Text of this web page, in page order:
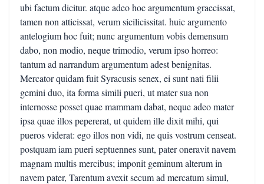
ubi factum dicitur. atque adeo hoc argumentum graecissat,
tamen non atticissat, verum sicilicissitat. huic argumento
antelogium hoc fuit; nunc argumentum vobis demensum
dabo, non modio, neque trimodio, verum ipso horreo:
tantum ad narrandum argumentum adest benignitas.
Mercator quidam fuit Syracusis senex, ei sunt nati filii
gemini duo, ita forma simili pueri, ut mater sua non
internosse posset quae mammam dabat, neque adeo mater
ipsa quae illos pepererat, ut quidem ille dixit mihi, qui
pueros viderat: ego illos non vidi, ne quis vostrum censeat.
postquam iam pueri septuennes sunt, pater oneravit navem
magnam multis mercibus; imponit geminum alterum in
navem pater, Tarentum avexit secum ad mercatum simul,